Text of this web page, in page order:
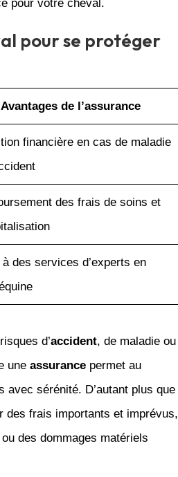
pour votre cheval.
pour se protéger
Avantages de l’assurance
financière en cas de maladie
des frais de soins et
des services d’experts en
d’accident, de maladie ou
une assurancepermet au
sérénité. D’autant plus que
des frais importants et imprévus,
des dommages matériels